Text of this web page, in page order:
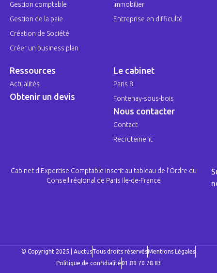
Gestion comptable
Gestion de la paie
Création de Société
Créer un business plan
Immobilier
Entreprise en difficulté
Ressources
Actualités
Obtenir un devis
Le cabinet
Paris 8
Fontenay-sous-bois
Nous contacter
Contact
Recrutement
Cabinet d’Expertise Comptable inscrit au tableau de l’Ordre du
Conseil régional de Paris Ile-de-France
© Copyright 2025 | AuctusTous droits réservésMentions Légales
Politique de confidialité01 89 70 78 83